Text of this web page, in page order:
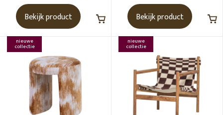
Bekijk product Bekijk product
nieuwe
collectie
nieuwe
collectie